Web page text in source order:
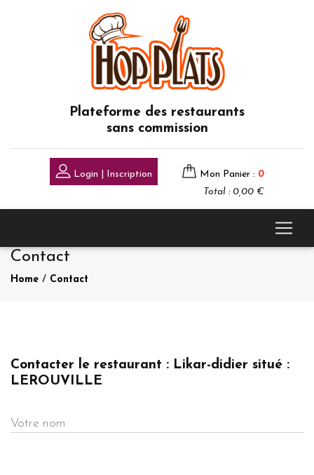
Plateforme des restaurants
sans commission
Login | Inscription Mon Panier : 0
Total : 0,00 €
Contact
Home / Contact
Contacter le restaurant : Likar-didier situé :
LEROUVILLE
Votre nom